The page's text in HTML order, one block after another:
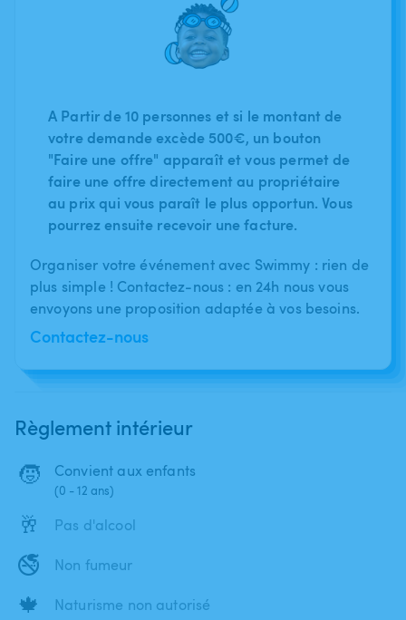
A Partir de 10 personnes et si le montant de
votre demande excède 500€, un bouton
"Faire une offre" apparaît et vous permet de
faire une offre directement au propriétaire
au prix qui vous paraît le plus opportun. Vous
pourrez ensuite recevoir une facture.
Organiser votre événement avec Swimmy : rien de
plus simple ! Contactez-nous : en 24h nous vous
envoyons une proposition adaptée à vos besoins.
Contactez-nous
Règlement intérieur
🧒 Convient aux enfants
(0 - 12 ans)
🥂 Pas d'alcool
🚭 Non fumeur
🍁 Naturisme non autorisé